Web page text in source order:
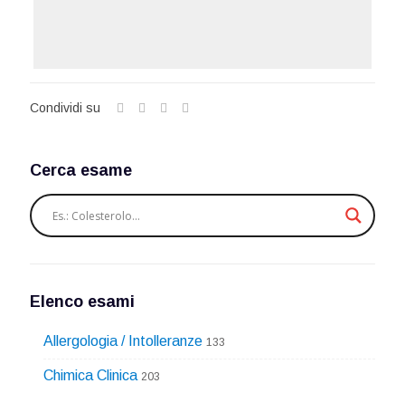
Condividi su
Cerca esame
Elenco esami
Allergologia / Intolleranze 133
Chimica Clinica 203